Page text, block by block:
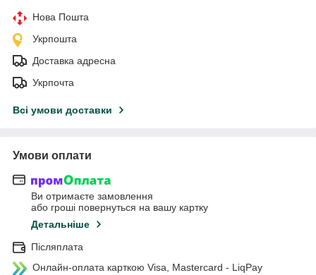
Нова Пошта
Укрпошта
Доставка адресна
Укрпочта
Всі умови доставки
Умови оплати
Ви отримаєте замовлення
або гроші повернуться на вашу картку
Детальніше
Післяплата
Онлайн-оплата карткою Visa, Mastercard - LiqPay